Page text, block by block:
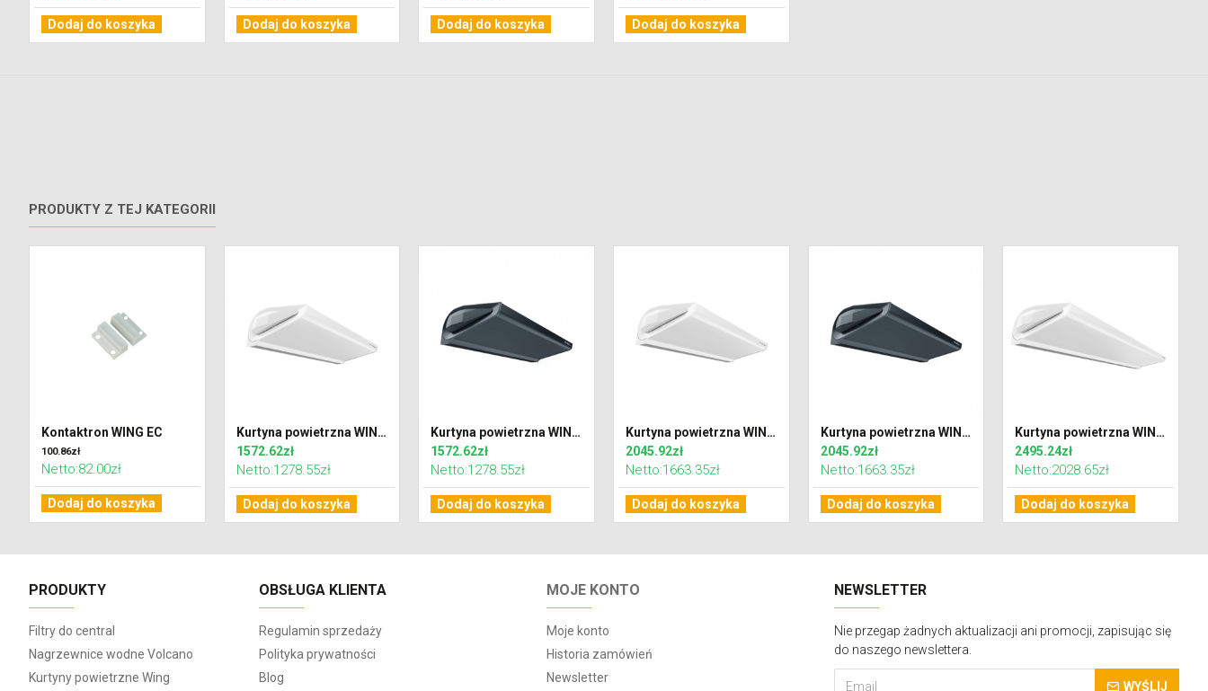
Dodaj do koszyka Dodaj do koszyka Dodaj do koszyka Dodaj do koszyka
PRODUKTY Z TEJ KATEGORII
Kontaktron WING EC
100.86zł
Netto:82.00zł
Dodaj do koszyka
Kurtyna powietrzna WING C100 EC zimna
1572.62zł
Netto:1278.55zł
Dodaj do koszyka
Kurtyna powietrzna WING C100 EC zimna DARK (RAL7016)
1572.62zł
Netto:1278.55zł
Dodaj do koszyka
Kurtyna powietrzna WING C150 EC zimna
2045.92zł
Netto:1663.35zł
Dodaj do koszyka
Kurtyna powietrzna WING C150 EC zimna DARK (RAL7016)
2045.92zł
Netto:1663.35zł
Dodaj do koszyka
Kurtyna powietrzna WING C200 EC zimna
2495.24zł
Netto:2028.65zł
Dodaj do koszyka
PRODUKTY
Filtry do central
Nagrzewnice wodne Volcano
Kurtyny powietrzne Wing
OBSŁUGA KLIENTA
Regulamin sprzedaży
Polityka prywatności
Blog
MOJE KONTO
Moje konto
Historia zamówień
Newsletter
NEWSLETTER
Nie przegap żadnych aktualizacji ani promocji, zapisując się
do naszego newslettera.
WYŚLIJ